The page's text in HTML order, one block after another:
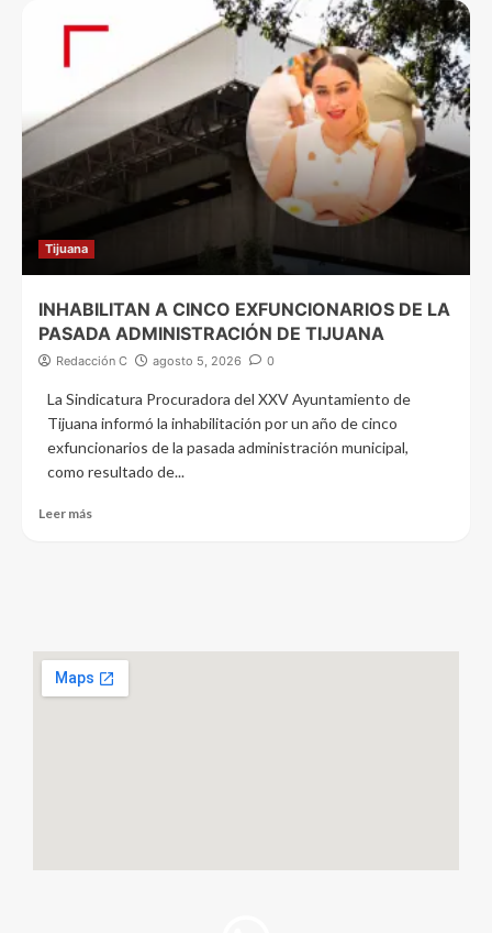
Tijuana
INHABILITAN A CINCO EXFUNCIONARIOS DE LA
PASADA ADMINISTRACIÓN DE TIJUANA
Redacción C agosto 5, 2026 0
La Sindicatura Procuradora del XXV Ayuntamiento de
Tijuana informó la inhabilitación por un año de cinco
exfuncionarios de la pasada administración municipal,
como resultado de...
Leer más